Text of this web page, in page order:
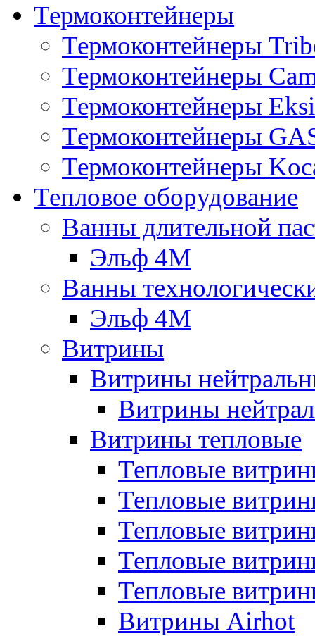
Термоконтейнеры
Термоконтейнеры
Термоконтейнеры
Термоконтейнеры Eksi
Термоконтейнеры
Термоконтейнеры
Тепловое оборудование
Ванны длительной
Эльф 4М
Ванны
Эльф 4М
Витрины
Витрины
Витрины
Витрины тепловые
Тепловые
Тепловые
Тепловые
Тепловые
Тепловые
Витрины Airhot